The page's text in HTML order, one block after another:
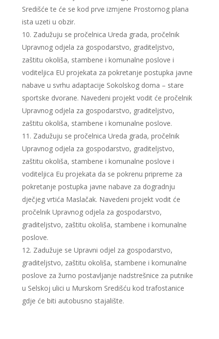
Središće te će se kod prve izmjene Prostornog plana
ista uzeti u obzir.
Zadužuju se pročelnica Ureda grada, pročelnik
Upravnog odjela za gospodarstvo, graditeljstvo,
zaštitu okoliša, stambene i komunalne poslove i
voditeljica EU projekata za pokretanje postupka javne
nabave u svrhu adaptacije Sokolskog doma – stare
sportske dvorane. Navedeni projekt vodit će pročelnik
Upravnog odjela za gospodarstvo, graditeljstvo,
zaštitu okoliša, stambene i komunalne poslove.
Zadužuju se pročelnica Ureda grada, pročelnik
Upravnog odjela za gospodarstvo, graditeljstvo,
zaštitu okoliša, stambene i komunalne poslove i
voditeljica Eu projekata da se pokrenu pripreme za
pokretanje postupka javne nabave za dogradnju
dječjeg vrtića Maslačak. Navedeni projekt vodit će
pročelnik Upravnog odjela za gospodarstvo,
graditeljstvo, zaštitu okoliša, stambene i komunalne
poslove.
Zadužuje se Upravni odjel za gospodarstvo,
graditeljstvo, zaštitu okoliša, stambene i komunalne
poslove za žurno postavljanje nadstrešnice za putnike
u Selskoj ulici u Murskom Središću kod trafostanice
gdje će biti autobusno stajalište.